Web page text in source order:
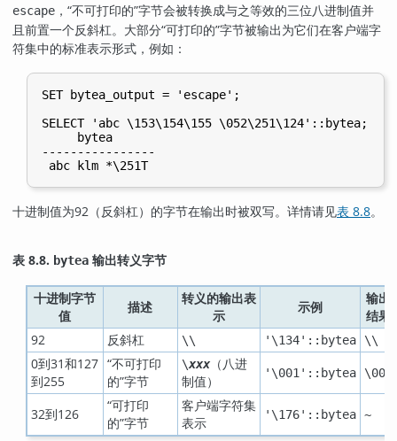
escape ， “不可打印的”字节会被转换成与之等效的三位八进制值并
且前置一个反斜杠。大部分“可打印的”字节被输出为它们在客户端字
符集中的标准表示形式，例如：
SET bytea_output = 'escape';
SELECT 'abc \153\154\155 \052\251\124'::bytea;
     bytea
----------------
十进制值为92（反斜杠）的字节在输出时被双写。详情请见表 8.8。
表 8.8. bytea 输出转义字节
十进制字节
值
描述
转义的输出表
示
示例
输出
结果
92
反斜杠 \\ '\134'::bytea \\
0到31和127
到255
“不可打印
的”字节
\xxx（八进
制值）
'\001'::bytea \001
32到126
“可打印
的”字节
客户端字符集
表示
'\176'::bytea ~